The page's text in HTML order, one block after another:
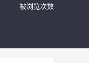
被浏览次数